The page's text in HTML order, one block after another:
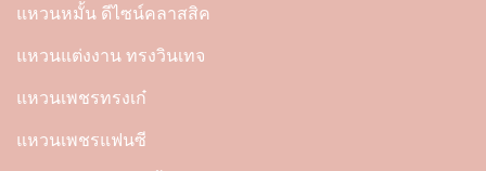
แหวนหมั้น ดีไซน์คลาสสิค
แหวนแต่งงาน ทรงวินเทจ
แหวนเพชรทรงเก๋
แหวนเพชรแฟนซี